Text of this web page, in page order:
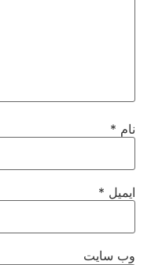
نام *
ایمیل *
وب‌ سایت